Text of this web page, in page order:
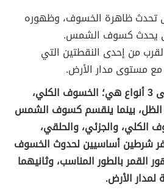
تحدث ظاهرة الخسوف، وظهوره
يحدث كسوف الشمس.
من إحدى النقطتين التي
مع مستوى مدار الأرض.
ينقسم خسوف القمر إلى 3 أنواع هي؛ الخسوف الكلي،
بينما ينقسم كسوف الشمس
الكلي، والجزئي، والحلقي،
شرطين أساسيين لحدوث الخسوف
القمر بالطور المناسب، وثانيهما
لمدار الأرض.